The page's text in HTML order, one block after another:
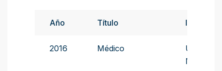
Año Título Instituto
2016 Médico
Nacional